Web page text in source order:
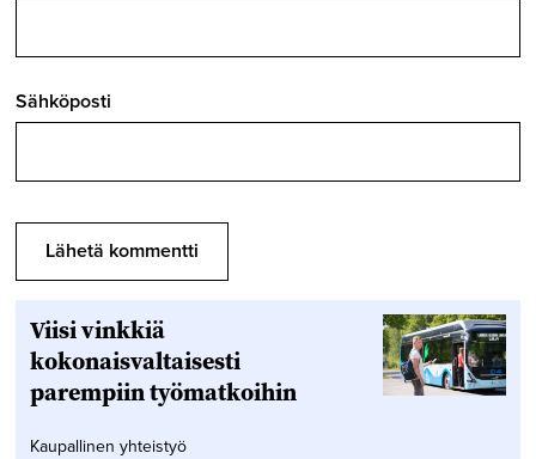
Sähköposti
Viisi vinkkiä
kokonaisvaltaisesti
parempiin työmatkoihin
Kaupallinen yhteistyö